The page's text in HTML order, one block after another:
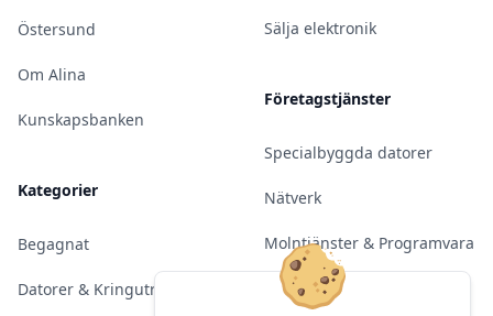
Östersund
Om Alina
Kunskapsbanken
Kategorier
Begagnat
Datorer & Kringutrustning
Sälja elektronik
Företagstjänster
Specialbyggda datorer
Nätverk
Molntjänster & Programvara
Server & Backup